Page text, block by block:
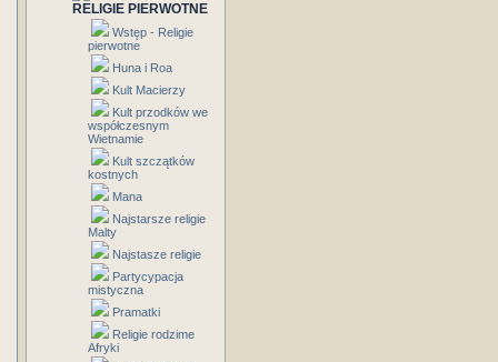
RELIGIE PIERWOTNE
Wstęp - Religie
pierwotne
Huna i Roa
Kult Macierzy
Kult przodków we
współczesnym
Wietnamie
Kult szczątków
kostnych
Mana
Najstarsze religie
Malty
Najstasze religie
Partycypacja
mistyczna
Pramatki
Religie rodzime
Afryki